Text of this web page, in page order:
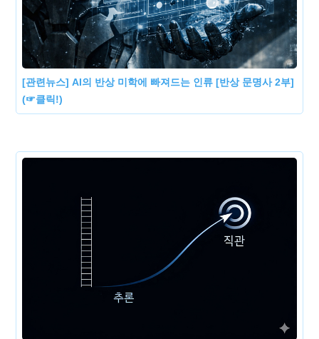
[관련뉴스] AI의 반상 미학에 빠져드는 인류 [반상 문명사 2부]
(☞클릭!)